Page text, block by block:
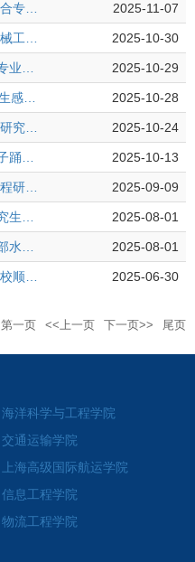
2025-11-07
2025-10-30
2025-10-29
2025-10-28
2025-10-24
2025-10-13
2025-09-09
2025-08-01
2025-08-01
2025-06-30
第一页 <<上一页 下一页>> 尾页
海洋科学与工程学院
交通运输学院
上海高级国际航运学院
信息工程学院
物流工程学院